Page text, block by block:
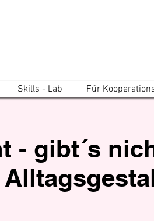
Skills - Lab Für
- gibt´s